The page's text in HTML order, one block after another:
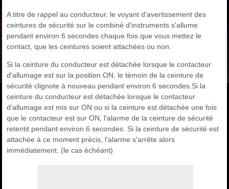
A titre de rappel au conducteur, le voyant d'avertissement des
ceintures de sécurité sur le combiné d'instruments s'allume
pendant environ 6 secondes chaque fois que vous mettez le
contact, que les ceintures soient attachées ou non.
Si la ceinture du conducteur est détachée lorsque le contacteur
d'allumage est sur la position ON, le témoin de la ceinture de
sécurité clignote à nouveau pendant environ 6 secondes.Si la
ceinture du conducteur est détachée lorsque le contacteur
d'allumage est mis sur ON ou si la ceinture est détachée une fois
que le contacteur est sur ON, l'alarme de la ceinture de sécurité
retentit pendant environ 6 secondes. Si la ceinture de sécurité est
attachée à ce moment précis, l'alarme s'arrête alors
immédiatement. (le cas échéant)